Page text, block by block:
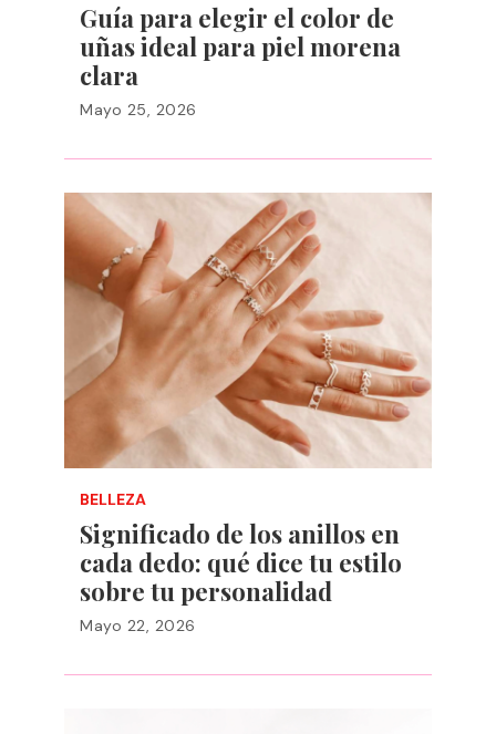
Guía para elegir el color de
uñas ideal para piel morena
clara
Mayo 25, 2026
BELLEZA
Significado de los anillos en
cada dedo: qué dice tu estilo
sobre tu personalidad
Mayo 22, 2026